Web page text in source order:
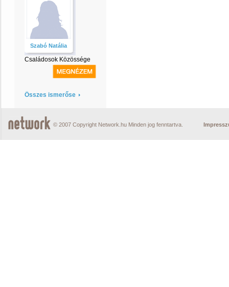
Szabó Natália
Családosok Közössége
Összes ismerőse
© 2007 Copyright Network.hu Minden jog fenntartva.